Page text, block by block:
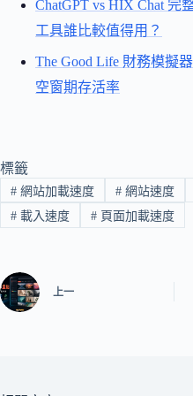
ChatGPT vs HIX Chat 完
工具誰比較值得用？
The Good Life 財務模擬
空窗期存活率
標籤
#網站加載速度 #網站速度
#載入速度 #頁面加載速度
上一